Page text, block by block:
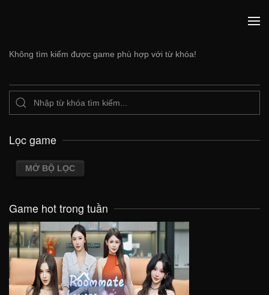
Không tìm kiếm được game phù hợp với từ khóa!
Lọc game
MỞ BỘ LỌC
Game hot trong tuần
VIEW